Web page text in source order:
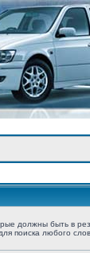
должны быть в
для поиска любого